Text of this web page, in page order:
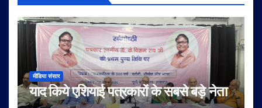
मीडिया संसार
याद किये एशियाई पत्रकारों के सबसे बड़े नेता